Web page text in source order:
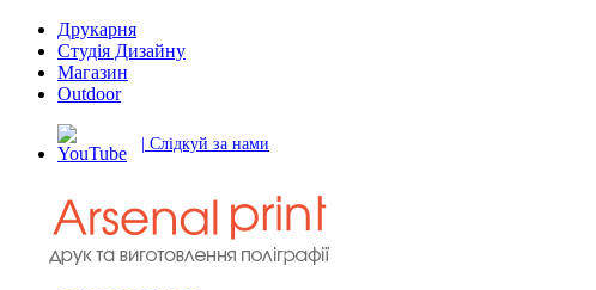
Друкарня
Студія Дизайну
Магазин
Outdoor
| Слідкуй за нами